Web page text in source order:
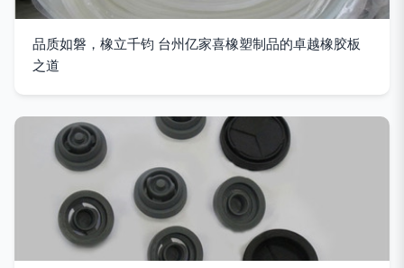
品质如磐，橡立千钧 台州亿家喜橡塑制品的卓越橡胶板
之道